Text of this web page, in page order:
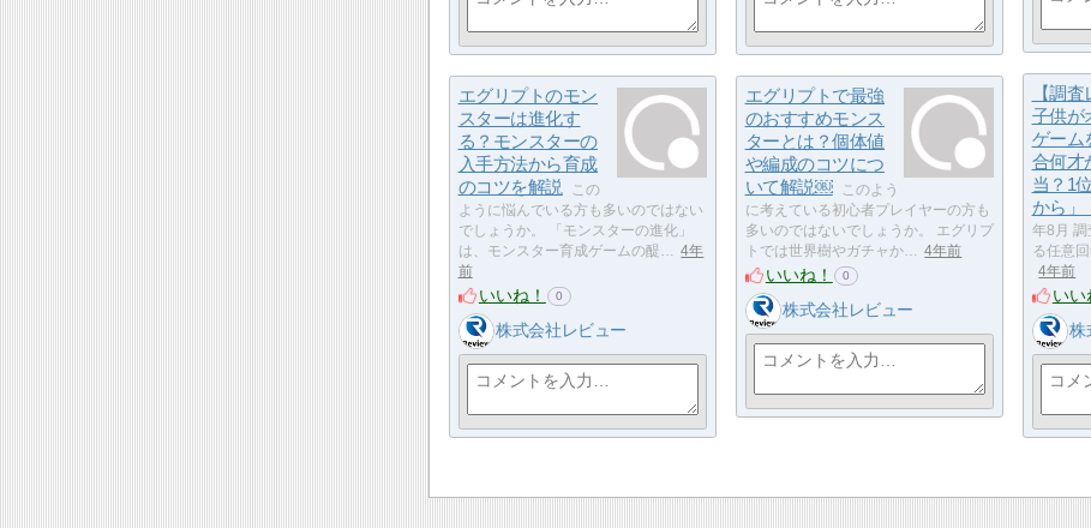
【調査
子供が
ゲーム
合何才
当？1
から」
年8月 調
る任意
4年前
いい
株
エグリプトのモン
スターは進化す
る？モンスターの
入手方法から育成
のコツを解説
この
ように悩んでいる方も多いのではない
でしょうか。 「モンスターの進化」
は、モンスター育成ゲームの醍…
4年
前
いいね！ 0
株式会社レビュー
エグリプトで最強
のおすすめモンス
ターとは？個体値
や編成のコツにつ
いて解説￼
このよう
に考えている初心者プレイヤーの方も
多いのではないでしょうか。 エグリプ
トでは世界樹やガチャか…
4年前
いいね！ 0
株式会社レビュー